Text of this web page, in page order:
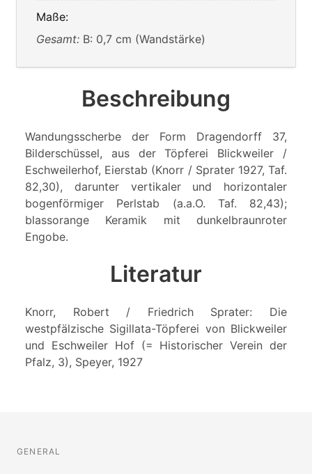
Maße:
Gesamt: B: 0,7 cm (Wandstärke)
Beschreibung
Wandungsscherbe der Form Dragendorff 37,
Bilderschüssel, aus der Töpferei Blickweiler /
Eschweilerhof, Eierstab (Knorr / Sprater 1927, Taf.
82,30), darunter vertikaler und horizontaler
bogenförmiger Perlstab (a.a.O. Taf. 82,43);
blassorange Keramik mit dunkelbraunroter
Engobe.
Literatur
Knorr, Robert / Friedrich Sprater: Die
westpfälzische Sigillata-Töpferei von Blickweiler
und Eschweiler Hof (= Historischer Verein der
Pfalz, 3), Speyer, 1927
GENERAL